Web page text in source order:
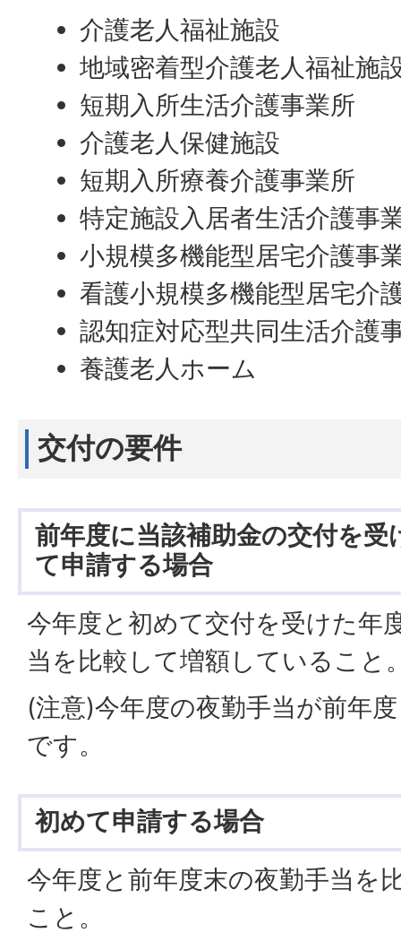
介護老人福祉施設
地域密着型介護老人福祉施
短期入所生活介護事業所
介護老人保健施設
短期入所療養介護事業所
特定施設入居者生活介護事
小規模多機能型居宅介護事
看護小規模多機能型居宅介
認知症対応型共同生活介護
養護老人ホーム
交付の要件
前年度に当該補助金の交付を受
て申請する場合
今年度と初めて交付を受けた年
当を比較して増額していること
(注意)今年度の夜勤手当が前年
です。
初めて申請する場合
今年度と前年度末の夜勤手当を
こと。